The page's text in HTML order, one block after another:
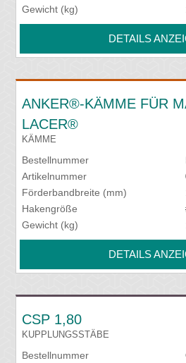
Gewicht (kg)
DETAILS
ANKER®-KÄMME FÜR
LACER®
KÄMME
Bestellnummer
Artikelnummer
Förderbandbreite (mm)
Hakengröße
Gewicht (kg)
DETAILS
CSP 1,80
KUPPLUNGSSTÄBE
Bestellnummer